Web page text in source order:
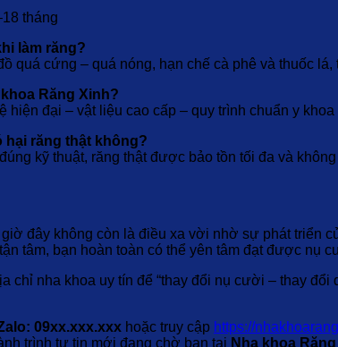
tháng
làm răng?
quá cứng – quá nóng, hạn chế cà phê và thuốc lá,
Răng Xinh?
hiện đại – vật liệu cao cấp – quy trình chuẩn y
hại răng thật không?
kỹ thuật, răng thật được bảo tồn tối đa và không
đây không còn là điều xa vời nhờ sự phát triển
tâm, bạn hoàn toàn có thể yên tâm đạt được nụ
chỉ nha khoa uy tín để “thay đổi nụ cười – thay đổi
09xx.xxx.xxx hoặc truy cập https://
trình tự tin mới đang chờ bạn tại Nha khoa